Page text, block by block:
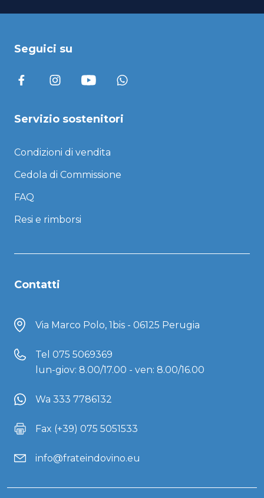
Seguici su
Servizio sostenitori
Condizioni di vendita
Cedola di Commissione
FAQ
Resi e rimborsi
Contatti
Via Marco Polo, 1bis - 06125 Perugia
Tel 075 5069369
lun-giov: 8.00/17.00 - ven: 8.00/16.00
Wa 333 7786132
Fax (+39) 075 5051533
info@frateindovino.eu